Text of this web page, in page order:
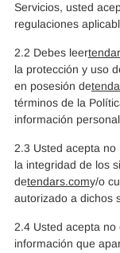
Servicios, usted
regulaciones
2.2 Debes leer
la protección y uso
en posesión de
términos de la
información
2.3 Usted acepta
la integridad de los
detendars.comy/o
autorizado a dichos
2.4 Usted acepta
información que